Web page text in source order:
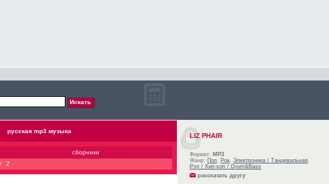
русская mp3 музыка
сборники
Z
LIZ PHAIR
Формат: MP3
Жанр: Поп, Рок, Электроника / Танцевальная,
Рэп / Хип-хоп / Drum&Bass
рассказать другу